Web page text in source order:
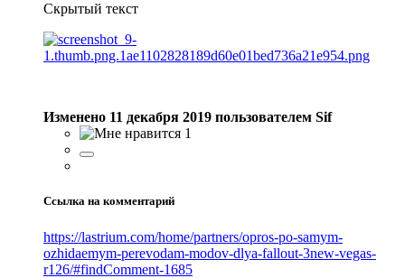
Скрытый текст
Изменено 11 декабря 2019 пользователем Sif
1
Ссылка на комментарий
https://lastrium.com/home/partners/opros-po-samym-
ozhidaemym-perevodam-modov-dlya-fallout-3new-vegas-
r126/#findComment-1685